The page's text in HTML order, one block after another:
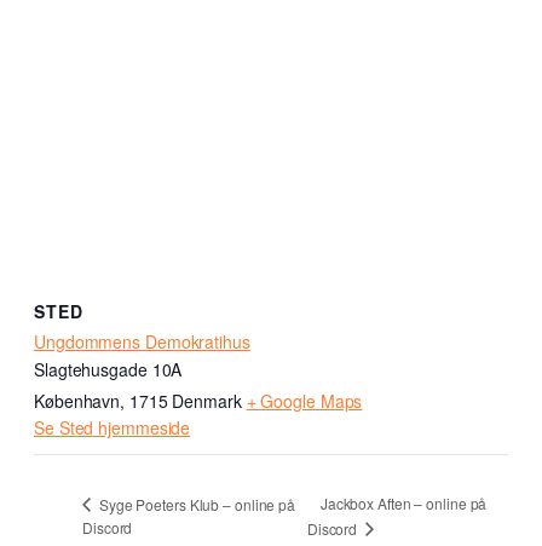
STED
Ungdommens Demokratihus
Slagtehusgade 10A
København, 1715 Denmark + Google Maps
Se Sted hjemmeside
Syge Poeters Klub – online på
Discord
Jackbox Aften – online på
Discord